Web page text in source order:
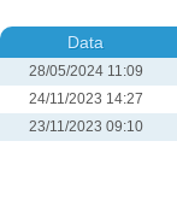
Data
28/05/2024 11:09
24/11/2023 14:27
23/11/2023 09:10